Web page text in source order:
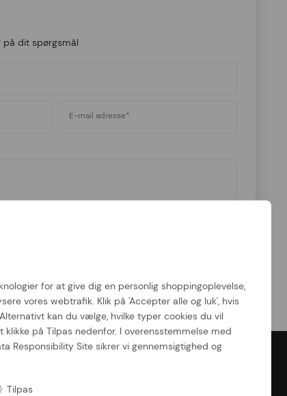
på dit spørgsmål
E-mail adresse*
for at give dig en personlig shoppingoplevelse,
vores webtrafik. Klik på 'Accepter alle og luk', hvis
kan du vælge, hvilke typer cookies du vil
på Tilpas nedenfor. I overensstemmelse med
Responsibility Site sikrer vi gennemsigtighed og
Tilpas